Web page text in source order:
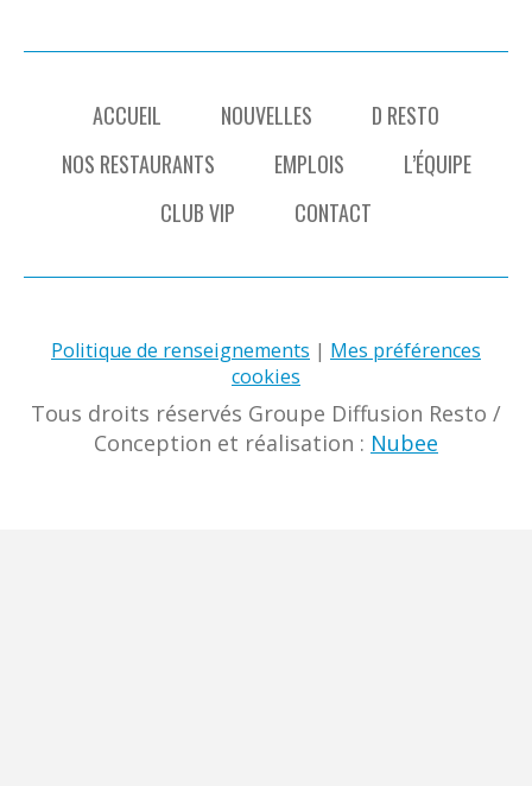
ACCUEIL NOUVELLES
D RESTO
NOS RESTAURANTS
EMPLOIS
L’ÉQUIPE
CLUB VIP
CONTACT
Politique de renseignements | Mes préférences
cookies
Tous droits réservés Groupe Diffusion Resto /
Conception et réalisation : Nubee